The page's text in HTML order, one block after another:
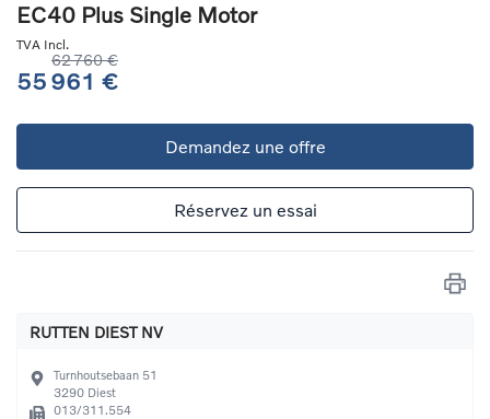
EC40 Plus Single Motor
TVA Incl.
62 760 €
55 961 €
Demandez une offre
Réservez un essai
RUTTEN DIEST NV
Turnhoutsebaan 51
3290 Diest
013/311.554